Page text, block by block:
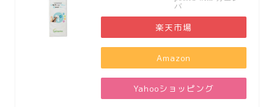
バ
楽天市場
Amazon
Yahooショッピング